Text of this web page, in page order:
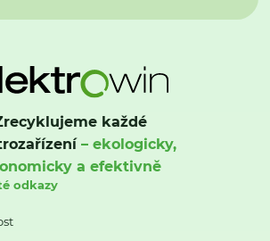
každé
– ekologicky,
a efektivně
odkazy